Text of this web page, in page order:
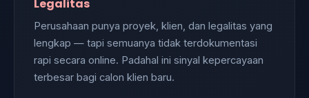
Legalitas
Perusahaan punya proyek, klien, dan legalitas yang
lengkap — tapi semuanya tidak terdokumentasi
rapi secara online. Padahal ini sinyal kepercayaan
terbesar bagi calon klien baru.